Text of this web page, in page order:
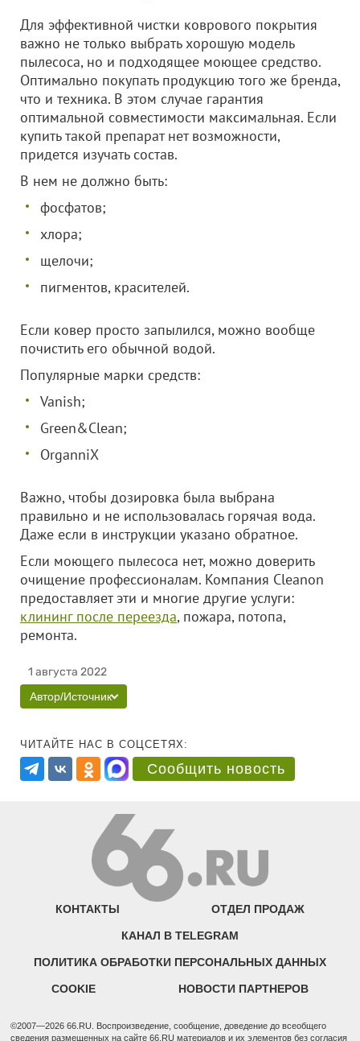
Для эффективной чистки коврового покрытия
важно не только выбрать хорошую модель
пылесоса, но и подходящее моющее средство.
Оптимально покупать продукцию того же бренда,
что и техника. В этом случае гарантия
оптимальной совместимости максимальная. Если
купить такой препарат нет возможности,
придется изучать состав.
В нем не должно быть:
фосфатов;
хлора;
щелочи;
пигментов, красителей.
Если ковер просто запылился, можно вообще
почистить его обычной водой.
Популярные марки средств:
Vanish;
Green&Clean;
OrganniX
Важно, чтобы дозировка была выбрана
правильно и не использовалась горячая вода.
Даже если в инструкции указано обратное.
Если моющего пылесоса нет, можно доверить
очищение профессионалам. Компания Cleanon
предоставляет эти и многие другие услуги:
клининг после переезда, пожара, потопа,
ремонта.
1 августа 2022
Автор/Источник
ЧИТАЙТЕ НАС В СОЦСЕТЯХ:
Сообщить новость
КОНТАКТЫ ОТДЕЛ ПРОДАЖ
КАНАЛ В TELEGRAM
ПОЛИТИКА ОБРАБОТКИ ПЕРСОНАЛЬНЫХ ДАННЫХ
COOKIE НОВОСТИ ПАРТНЕРОВ
©2007—2026 66.RU. Воспроизведение, сообщение, доведение до всеобщего
сведения размещенных на сайте 66.RU материалов и их элементов без согласия